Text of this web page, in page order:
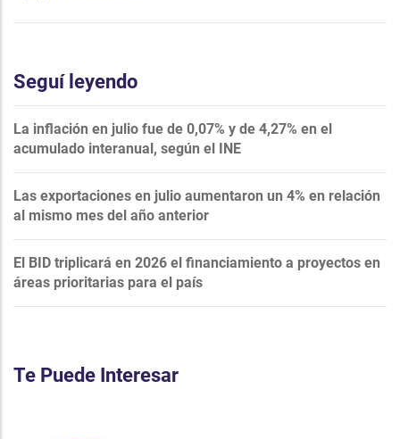
Seguí leyendo
La inflación en julio fue de 0,07% y de 4,27% en el
acumulado interanual, según el INE
Las exportaciones en julio aumentaron un 4% en relación
al mismo mes del año anterior
El BID triplicará en 2026 el financiamiento a proyectos en
áreas prioritarias para el país
Te Puede Interesar